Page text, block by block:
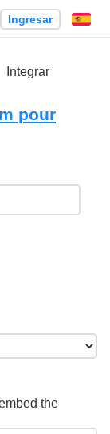
Ingresar
Integrar
pour
the